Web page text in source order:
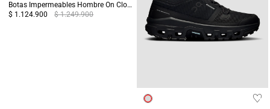
Botas Impermeables Hombre On Cloudrock Mid WP Terreo/Gris
$ 1.124.900
$ 1.249.900